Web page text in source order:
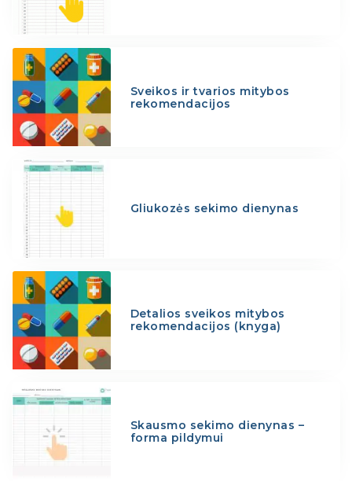
Sveikos ir tvarios mitybos
rekomendacijos
Gliukozės sekimo dienynas
Detalios sveikos mitybos
rekomendacijos (knyga)
Skausmo sekimo dienynas –
forma pildymui